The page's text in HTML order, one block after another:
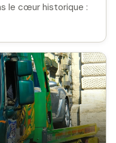
le cœur historique :